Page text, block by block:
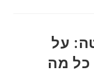
על
כל מה